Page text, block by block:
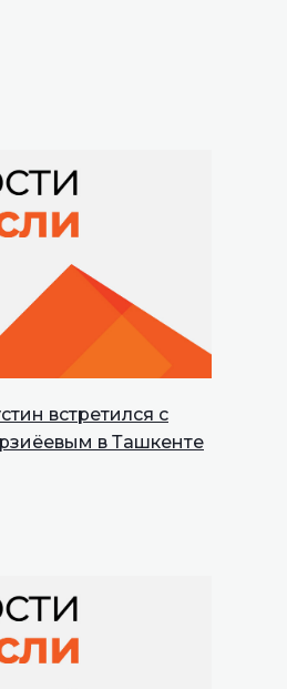
встретился с
в Ташкенте